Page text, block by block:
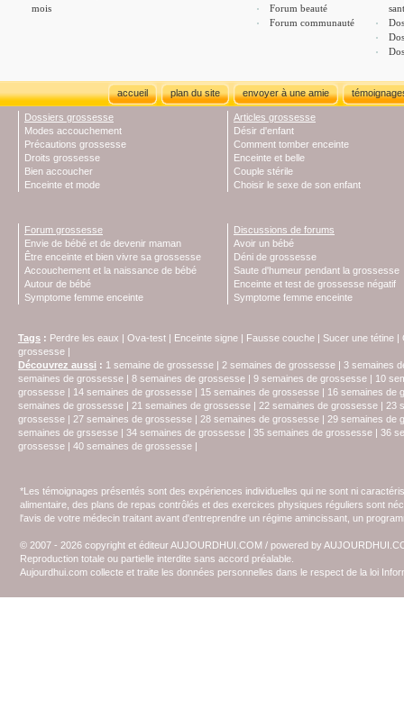
mois
Forum beauté
Forum communauté
accueil plan du site envoyer à une amie
Dossiers grossesse
Modes accouchement
Précautions grossesse
Droits grossesse
Bien accoucher
Enceinte et mode
Articles grossesse
Désir d'enfant
Comment tomber enceinte
Enceinte et belle
Couple stérile
Choisir le sexe de son enfant
Forum grossesse
Envie de bébé et de devenir maman
Être enceinte et bien vivre sa grossesse
Accouchement et la naissance de bébé
Autour de bébé
Symptome femme enceinte
Discussions de forums
Avoir un bébé
Déni de grossesse
Saute d'humeur pendant la grossesse
Enceinte et test de grossesse négatif
Symptome femme enceinte
Tags : Perdre les eaux | Ova-test | Enceinte signe | Fausse couche | Sucer une tétine |
grossesse |
Découvrez aussi : 1 semaine de grossesse | 2 semaines de grossesse | 3 semaines
semaines de grossesse | 8 semaines de grossesse | 9 semaines de grossesse | 10
grossesse | 14 semaines de grossesse | 15 semaines de grossesse | 16 semaines de
semaines de grossesse | 21 semaines de grossesse | 22 semaines de grossesse | 23
grossesse | 27 semaines de grossesse | 28 semaines de grossesse | 29 semaines de
semaines de grssesse | 34 semaines de grossesse | 35 semaines de grossesse | 36
grossesse | 40 semaines de grossesse |
*Les témoignages présentés sont des expériences individuelles qui ne sont ni
alimentaire, des plans de repas contrôlés et des exercices physiques réguliers sont
l'avis de votre médecin traitant avant d'entreprendre un régime amincissant, un
© 2007 - 2026 copyright et éditeur AUJOURDHUI.COM / powered by
Reproduction totale ou partielle interdite sans accord préalable.
Aujourdhui.com collecte et traite les données personnelles dans le respect de la loi